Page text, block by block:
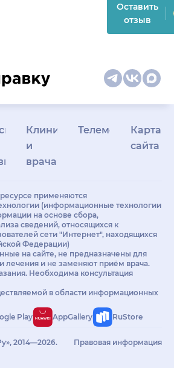
Оставить
отзыв
Клиникам
и
врачам
Телемедицина
Карта
сайта
применяются
(информационные технологии
на основе сбора,
сведений, относящихся к
сети "Интернет", находящихся
Федерации)
на сайте, не предназначены для
лечения и не заменяют приём врача.
Необходима консультация
в области информационных
Play AppGallery RuStore
2014—2026.
Правовая информация